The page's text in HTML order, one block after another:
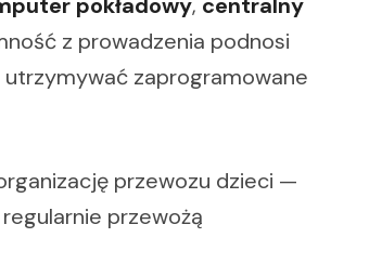
z prowadzenia podnosi
zaprogramowane
przewozu dzieci —
przewożą